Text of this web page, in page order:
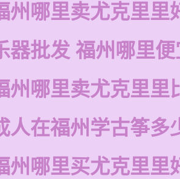
州哪里卖尤克里里
器批发 福州哪里
州哪里卖尤克里里
人在福州学古筝多
州哪里买尤克里里